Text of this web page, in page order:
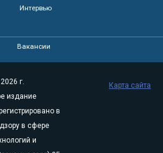
Интервью
Вакансии
г.
издание
в
в сфере
и
Карта сайта